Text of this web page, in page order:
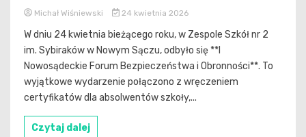
Michał Wiśniewski 24 kwietnia 2026
W dniu 24 kwietnia bieżącego roku, w Zespole Szkół nr 2
im. Sybiraków w Nowym Sączu, odbyło się **I
Nowosądeckie Forum Bezpieczeństwa i Obronności**. To
wyjątkowe wydarzenie połączono z wręczeniem
certyfikatów dla absolwentów szkoły,...
Czytaj dalej